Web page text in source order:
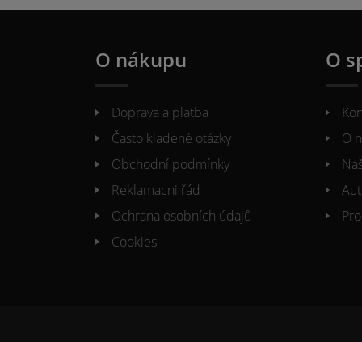
O nákupu
Doprava a platba
Často kladené otázky
Obchodní podmínky
Reklamacni řád
Ochrana osobních údajů
Cookies
O
O